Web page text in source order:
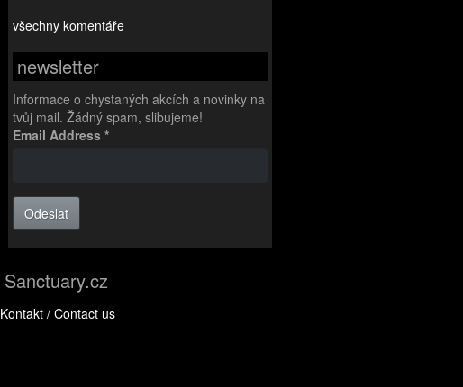
všechny komentáře
newsletter
Informace o chystaných akcích a novinky na
tvůj mail. Žádný spam, slibujeme!
Email Address *
Odeslat
Sanctuary.cz
Kontakt / Contact us